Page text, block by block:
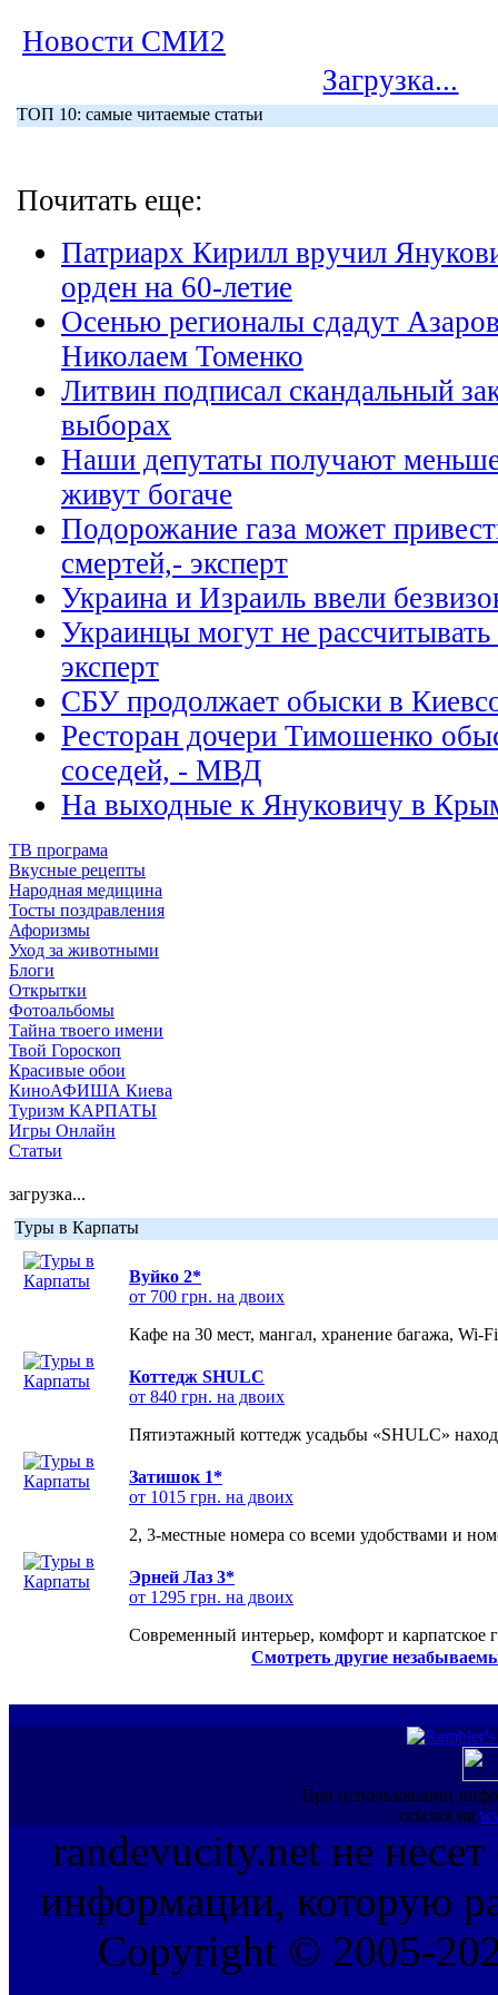
Новости СМИ2
Загрузка...
ТОП 10: самые читаемые статьи
Почитать еще:
Патриарх Кирилл вручил
орден на 60-летие
Осенью регионалы сдадут
Николаем Томенко
Литвин подписал скандальный
выборах
Наши депутаты получают
живут богаче
Подорожание газа может
смертей,- эксперт
Украина и Израиль ввели
Украинцы могут не
эксперт
СБУ продолжает обыски в
Ресторан дочери Тимошенко
соседей, - МВД
На выходные к Януковичу в
ТВ програма
Вкусные рецепты
Народная медицина
Тосты поздравления
Афоризмы
Уход за животными
Блоги
Открытки
Фотоальбомы
Тайна твоего имени
Твой Гороскоп
Красивые обои
КиноАФИША Киева
Туризм КАРПАТЫ
Игры Онлайн
Статьи
загрузка...
Туры в Карпаты
Вуйко 2*
от 700 грн. на двоих
Кафе на 30 мест, мангал, хранение багажа, Wi-
Коттедж SHULC
от 840 грн. на двоих
Пятиэтажный коттедж усадьбы «SHULC»
Затишок 1*
от 1015 грн. на двоих
2, 3-местные номера со всеми удобствами и
Эрней Лаз 3*
от 1295 грн. на двоих
Современный интерьер, комфорт и карпатское
Смотреть другие
При использовании
ссылка на
randevucity.net не несет
информации, которую
Copyright © 2005-